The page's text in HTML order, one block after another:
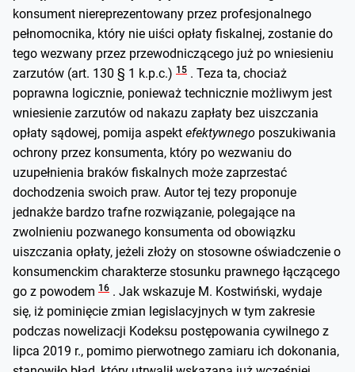
konsument niereprezentowany przez profesjonalnego
pełnomocnika, który nie uiści opłaty fiskalnej, zostanie do
tego wezwany przez przewodniczącego już po wniesieniu
zarzutów (art. 130 § 1 k.p.c.) 15 . Teza ta, chociaż
poprawna logicznie, ponieważ technicznie możliwym jest
wniesienie zarzutów od nakazu zapłaty bez uiszczania
opłaty sądowej, pomija aspekt efektywnego poszukiwania
ochrony przez konsumenta, który po wezwaniu do
uzupełnienia braków fiskalnych może zaprzestać
dochodzenia swoich praw. Autor tej tezy proponuje
jednakże bardzo trafne rozwiązanie, polegające na
zwolnieniu pozwanego konsumenta od obowiązku
uiszczania opłaty, jeżeli złoży on stosowne oświadczenie o
konsumenckim charakterze stosunku prawnego łączącego
go z powodem 16 . Jak wskazuje M. Kostwiński, wydaje
się, iż pominięcie zmian legislacyjnych w tym zakresie
podczas nowelizacji Kodeksu postępowania cywilnego z
lipca 2019 r., pomimo pierwotnego zamiaru ich dokonania,